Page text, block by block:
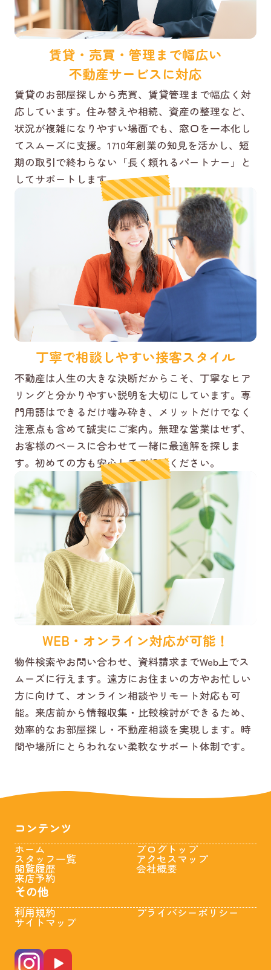
賃貸・売買・管理まで幅広い
不動産サービスに対応
賃貸のお部屋探しから売買、賃貸管理まで幅広く対
応しています。住み替えや相続、資産の整理など、
状況が複雑になりやすい場面でも、窓口を一本化し
てスムーズに支援。1710年創業の知見を活かし、短
期の取引で終わらない「長く頼れるパートナー」と
してサポートします。
丁寧で相談しやすい接客スタイル
不動産は人生の大きな決断だからこそ、丁寧なヒア
リングと分かりやすい説明を大切にしています。専
門用語はできるだけ噛み砕き、メリットだけでなく
注意点も含めて誠実にご案内。無理な営業はせず、
お客様のペースに合わせて一緒に最適解を探しま
す。初めての方も安心してご相談ください。
WEB・オンライン対応が可能！
物件検索やお問い合わせ、資料請求までWeb上でス
ムーズに行えます。遠方にお住まいの方やお忙しい
方に向けて、オンライン相談やリモート対応も可
能。来店前から情報収集・比較検討ができるため、
効率的なお部屋探し・不動産相談を実現します。時
間や場所にとらわれない柔軟なサポート体制です。
コンテンツ
ホーム
スタッフ一覧
閲覧履歴
来店予約
ブログトップ
アクセスマップ
会社概要
その他
利用規約
サイトマップ
プライバシーポリシー